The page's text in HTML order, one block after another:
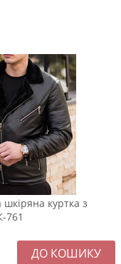
куртка з
761